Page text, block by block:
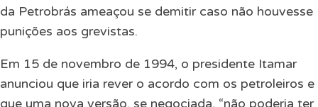
da Petrobrás ameaçou se demitir caso não houvesse
punições aos grevistas.
Em 15 de novembro de 1994, o presidente Itamar
anunciou que iria rever o acordo com os petroleiros e
que uma nova versão, se negociada, “não poderia ter